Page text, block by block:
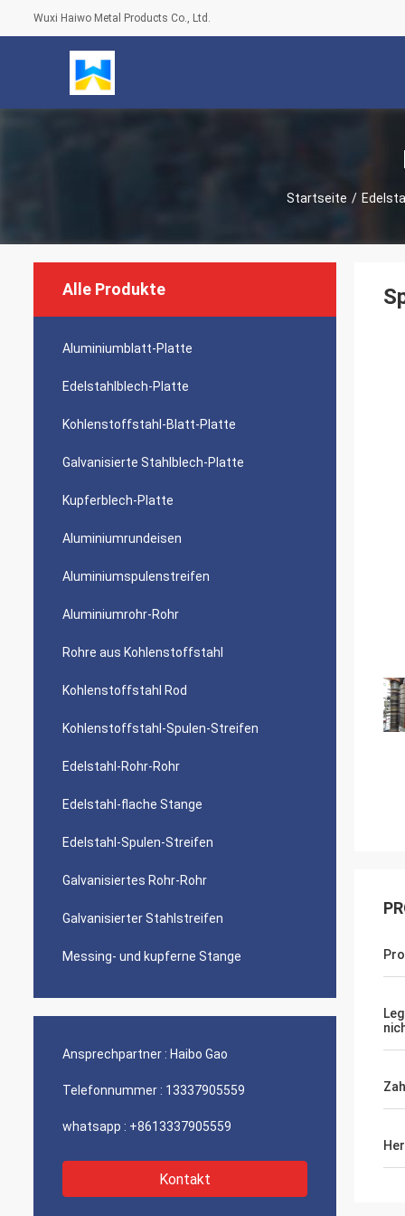
Wuxi Haiwo Metal Products Co., Ltd.
Startseite /
Alle Produkte
Aluminiumblatt-Platte
Edelstahlblech-Platte
Kohlenstoffstahl-Blatt-Platte
Galvanisierte Stahlblech-Platte
Kupferblech-Platte
Aluminiumrundeisen
Aluminiumspulenstreifen
Aluminiumrohr-Rohr
Rohre aus Kohlenstoffstahl
Kohlenstoffstahl Rod
Kohlenstoffstahl-Spulen-Streifen
Edelstahl-Rohr-Rohr
Edelstahl-flache Stange
Edelstahl-Spulen-Streifen
Galvanisiertes Rohr-Rohr
Galvanisierter Stahlstreifen
Messing- und kupferne Stange
Ansprechpartner : Haibo Gao
Telefonnummer : 13337905559
whatsapp : +8613337905559
Kontakt